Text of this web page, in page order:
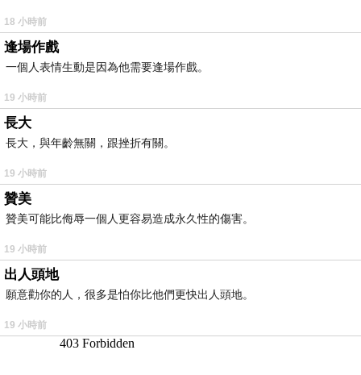
18 小時前
逢場作戲
一個人表情生動是因為他需要逢場作戲。
19 小時前
長大
長大，與年齡無關，跟挫折有關。
19 小時前
贊美
贊美可能比侮辱一個人更容易造成永久性的傷害。
19 小時前
出人頭地
願意勸你的人，很多是怕你比他們更快出人頭地。
19 小時前